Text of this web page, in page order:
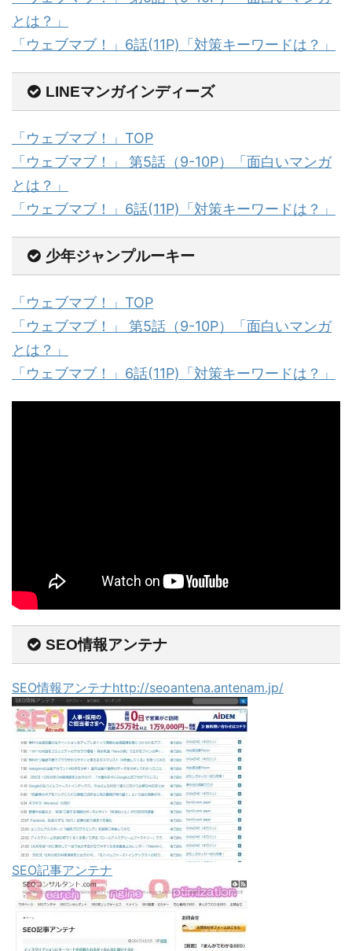
とは？」
「ウェブマブ！」6話(11P)「対策キーワードは？」
LINEマンガインディーズ
「ウェブマブ！」TOP
「ウェブマブ！」 第5話（9-10P）「面白いマンガ
とは？」
「ウェブマブ！」6話(11P)「対策キーワードは？」
少年ジャンプルーキー
「ウェブマブ！」TOP
「ウェブマブ！」 第5話（9-10P）「面白いマンガ
とは？」
「ウェブマブ！」6話(11P)「対策キーワードは？」
SEO情報アンテナ
SEO情報アンテナhttp://seoantena.antenam.jp/
SEO記事アンテナ